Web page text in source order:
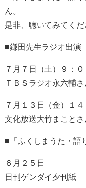
ん。
是非、聴いてみてくだ
■鎌田先生ラジオ出演
７月７日（土）９：０
ＴＢＳラジオ永六輔
７月１３日（金）１
文化放送大竹まこと
■「ふくしまうた・語
６月２５日
日刊ゲンダイ夕刊紙